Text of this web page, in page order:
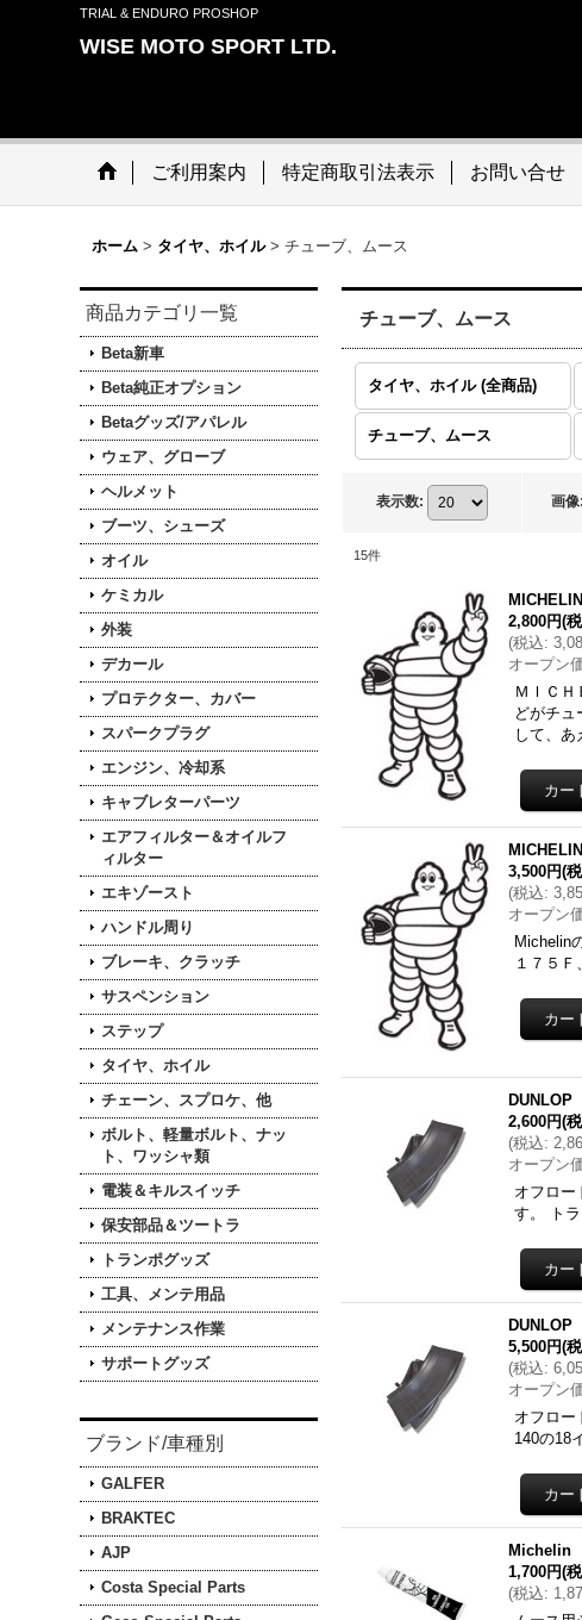
TRIAL & ENDURO PROSHOP
WISE MOTO SPORT LTD.
ご利用案内 特定商取引法表示 お問い合せ
ホーム > タイヤ、ホイル > チューブ、ムース
商品カテゴリ一覧
Beta新車
Beta純正オプション
Betaグッズ/アパレル
ウェア、グローブ
ヘルメット
ブーツ、シューズ
オイル
ケミカル
外装
デカール
プロテクター、カバー
スパークプラグ
エンジン、冷却系
キャブレターパーツ
エアフィルター＆オイルフ
ィルター
エキゾースト
ハンドル周り
ブレーキ、クラッチ
サスペンション
ステップ
タイヤ、ホイル
チェーン、スプロケ、他
ボルト、軽量ボルト、ナッ
ト、ワッシャ類
電装＆キルスイッチ
保安部品＆ツートラ
トランポグッズ
工具、メンテ用品
メンテナンス作業
サポートグッズ
ブランド/車種別
GALFER
BRAKTEC
AJP
Costa Special Parts
チューブ、ムース
タイヤ、ホイル (全商品)
チューブ、ムース
表示数: 画像:
15件
2,800円(
(税込:
オープン
ＭＩＣ
どがチ
して、
3,500円(
(税込:
オープン
Michelin
１７５
DUNLOP
2,600円(
(税込:
オープン
オフロー
す。 ト
5,500円(
(税込:
オープン
オフロ
140の18
Michelin
1,700円(
(税込: